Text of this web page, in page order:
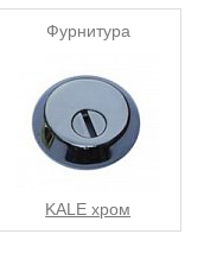
Фурнитура
KALE хром